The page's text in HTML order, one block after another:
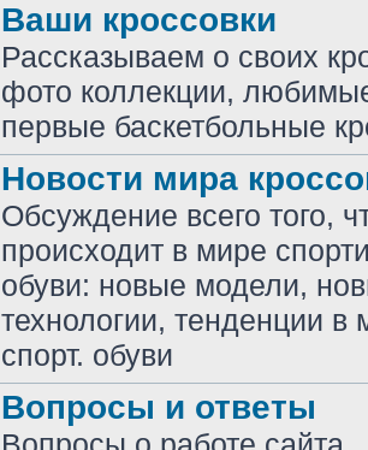
Ваши кроссовки
Рассказываем о своих
фото коллекции,
первые баскетбольные
Новости мира
Обсуждение всего того,
происходит в мире
обуви: новые модели,
технологии, тенденции в
спорт. обуви
Вопросы и ответы